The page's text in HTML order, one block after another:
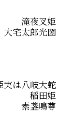
滝夜叉姫
大宅太郎光圀
実は八岐大蛇
稲田姫
素盞鳴尊